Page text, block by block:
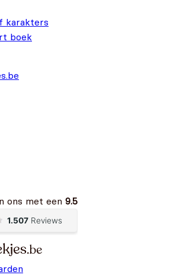
karakters
boek
ons met een 9.5